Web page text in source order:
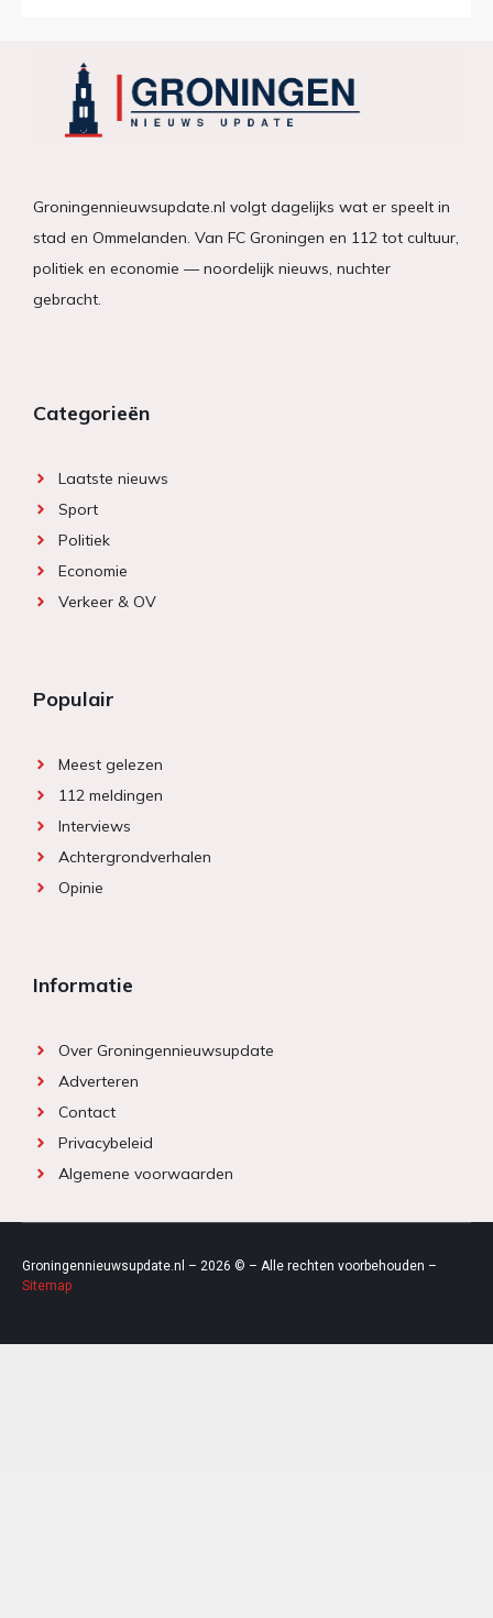
Groningennieuwsupdate.nl volgt dagelijks wat er speelt in
stad en Ommelanden. Van FC Groningen en 112 tot cultuur,
politiek en economie — noordelijk nieuws, nuchter
gebracht.
Categorieën
Laatste nieuws
Sport
Politiek
Economie
Verkeer & OV
Populair
Meest gelezen
112 meldingen
Interviews
Achtergrondverhalen
Opinie
Informatie
Over Groningennieuwsupdate
Adverteren
Contact
Privacybeleid
Algemene voorwaarden
Groningennieuwsupdate.nl – 2026 © – Alle rechten voorbehouden –
Sitemap